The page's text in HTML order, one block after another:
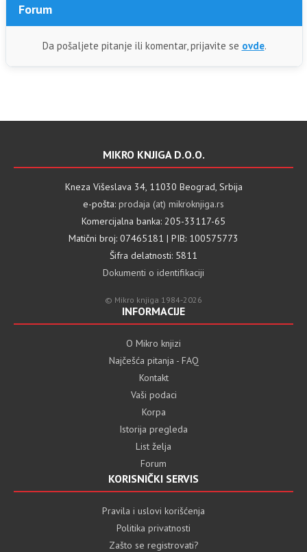
Forum
Da pošaljete pitanje ili komentar, prijavite se ovde.
MIKRO KNJIGA D.O.O.
Kneza Višeslava 34, 11030 Beograd, Srbija
e-pošta: prodaja (at) mikroknjiga.rs
Komercijalna banka: 205-33117-65
Matični broj: 07465181 | PIB: 100575773
Šifra delatnosti: 5811
Dokumenti o identifikaciji
© Mikro knjiga 1984-2026
INFORMACIJE
O Mikro knjizi
Najčešća pitanja - FAQ
Kontakt
Vaši podaci
Korpa
Istorija pregleda
List želja
Forum
KORISNIČKI SERVIS
Pravila i uslovi korišćenja
Politika privatnosti
Zašto se registrovati?